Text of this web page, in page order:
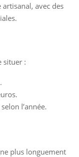
avec des
situer :
l’année.
plus longuement